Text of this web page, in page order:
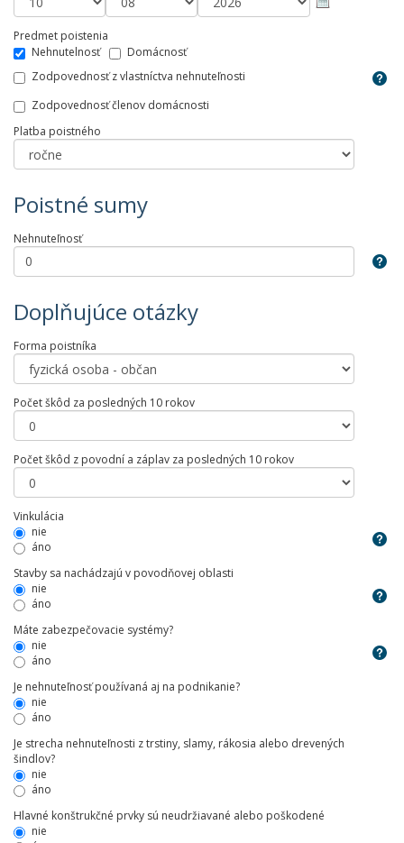
Predmet poistenia
Nehnutelnosť
Domácnosť
Zodpovednosť z vlastníctva nehnuteľnosti
Zodpovednosť členov domácnosti
Platba poistného
Poistné sumy
Nehnuteľnosť
Doplňujúce otázky
Forma poistníka
Počet škôd za posledných 10 rokov
Počet škôd z povodní a záplav za posledných 10 rokov
Vinkulácia
nie
áno
Stavby sa nachádzajú v povodňovej oblasti
nie
áno
Máte zabezpečovacie systémy?
nie
áno
Je nehnuteľnosť používaná aj na podnikanie?
nie
áno
Je strecha nehnuteľnosti z trstiny, slamy, rákosia alebo drevených
šindlov?
nie
áno
Hlavné konštrukčné prvky sú neudržiavané alebo poškodené
nie